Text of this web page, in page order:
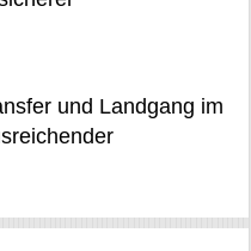
und Landgang im